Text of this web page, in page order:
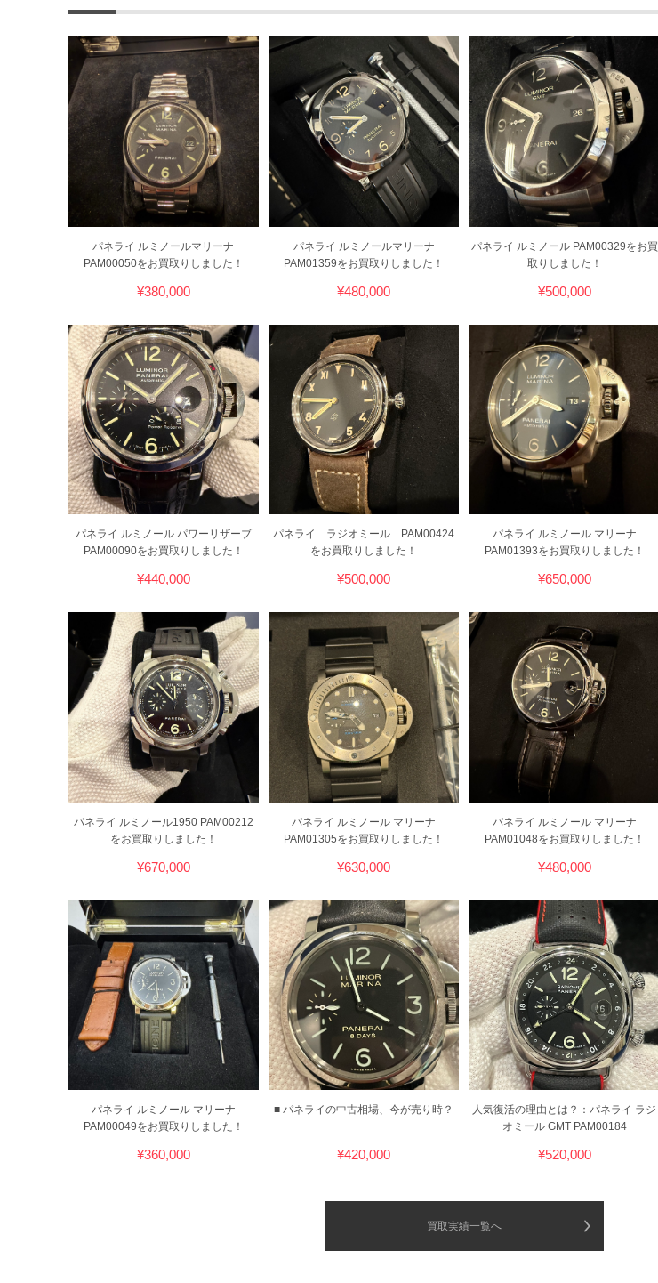
パネライ ルミノールマリーナ
PAM00050をお買取りしました！
¥380,000
パネライ ルミノールマリーナ
PAM01359をお買取りしました！
¥480,000
パネライ ルミノール PAM00329をお買
取りしました！
¥500,000
パネライ ルミノール パワーリザーブ
PAM00090をお買取りしました！
¥440,000
パネライ ラジオミール PAM00424
をお買取りしました！
¥500,000
パネライ ルミノール マリーナ
PAM01393をお買取りしました！
¥650,000
パネライ ルミノール1950 PAM00212
をお買取りしました！
¥670,000
パネライ ルミノール マリーナ
PAM01305をお買取りしました！
¥630,000
パネライ ルミノール マリーナ
PAM01048をお買取りしました！
¥480,000
パネライ ルミノール マリーナ
PAM00049をお買取りしました！
¥360,000
■ パネライの中古相場、今が売り時？
¥420,000
人気復活の理由とは？：パネライ ラジ
オミール GMT PAM00184
¥520,000
買取実績一覧へ